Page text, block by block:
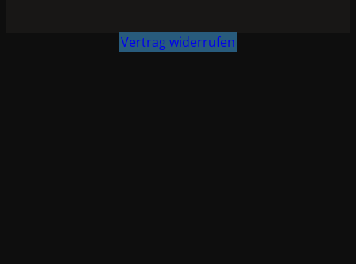
Vertrag widerrufen